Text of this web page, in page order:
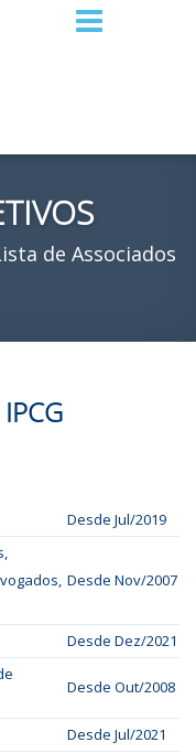
de Associados
Desde Jul/2019
Desde Nov/2007
Desde Dez/2021
Desde Out/2008
Desde Jul/2021